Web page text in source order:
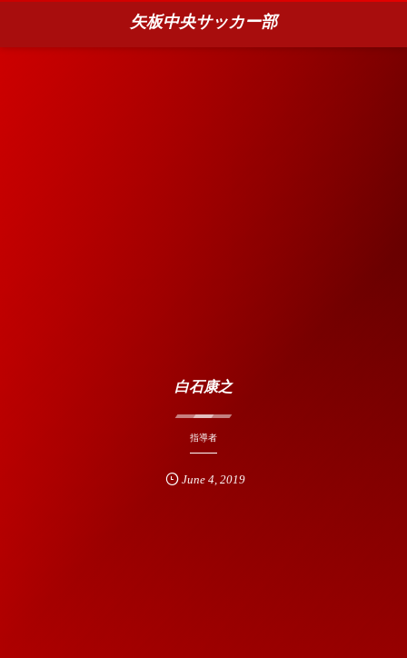
矢板中央サッカー部
白石康之
指導者
June 4, 2019